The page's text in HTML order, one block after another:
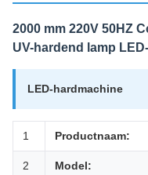
2000 mm 220V 50HZ
UV-hardend lamp
LED-hardmachine
1 Productnaam:
2 Model: